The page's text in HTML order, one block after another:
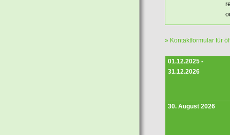
» Kontaktformular für
01.12.2025 -
31.12.2026
30. August 2026